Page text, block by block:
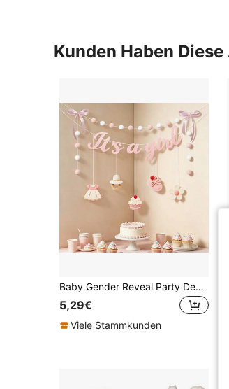
Kunden Haben
Baby Gender Reveal Party Dekorationen - Hängende Fahnen, Banner, Hintergründe für Baby-Shower, Taufe, Willkommensparty
5,29€
Viele Stammkunden